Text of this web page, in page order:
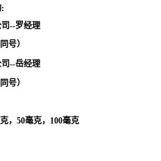
--罗经理
号）
--岳经理
号）
，50毫克，100毫克